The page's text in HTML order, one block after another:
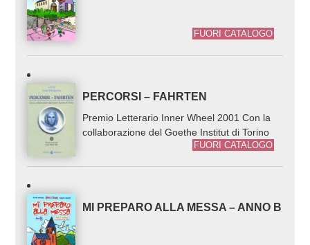
FUORI CATALOGO
PERCORSI – FAHRTEN
Premio Letterario Inner Wheel 2001 Con la
collaborazione del Goethe Institut di Torino
FUORI CATALOGO
MI PREPARO ALLA MESSA – ANNO B